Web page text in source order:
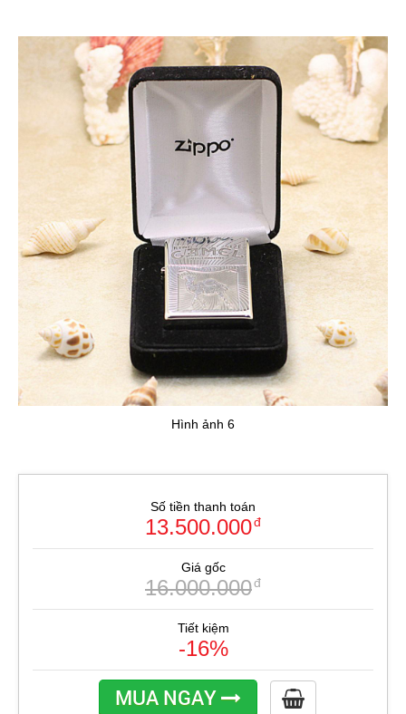
Hình ảnh 6
Số tiền thanh toán
13.500.000đ
Giá gốc
16.000.000đ
Tiết kiệm
-16%
MUA NGAY